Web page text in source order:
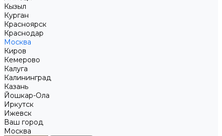
Кызыл
Курган
Красноярск
Краснодар
Москва
Киров
Кемерово
Калуга
Калининград
Казань
Йошкар-Ола
Иркутск
Ижевск
Ваш город
Москва